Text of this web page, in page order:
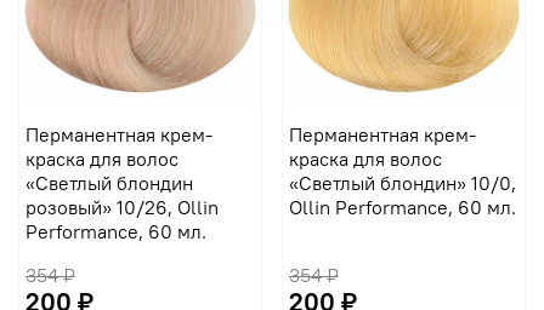
Перманентная крем-
краска для волос
«Светлый блондин
розовый» 10/26, Ollin
Performance, 60 мл.
354 ₽
200 ₽
Перманентная крем-
краска для волос
«Светлый блондин» 10/0,
Ollin Performance, 60 мл.
354 ₽
200 ₽